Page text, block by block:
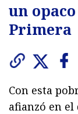
un
Primera
Con esta
afianzó en el